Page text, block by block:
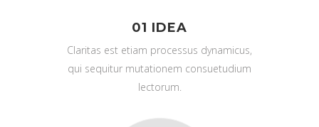
01 IDEA
Claritas est etiam processus dynamicus,
qui sequitur mutationem consuetudium
lectorum.